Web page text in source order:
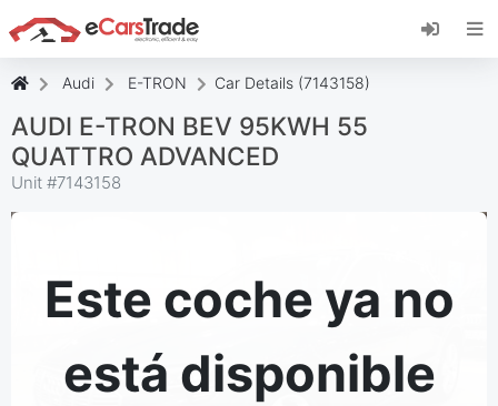
Instala la aplicación web de eCarsTrade,
añádela a tu pantalla de inicio y recibe
Audi E-TRON Car Details (7143158)
AUDI E-TRON BEV 95KWH 55
QUATTRO ADVANCED
Unit #7143158
Este coche ya no
está disponible